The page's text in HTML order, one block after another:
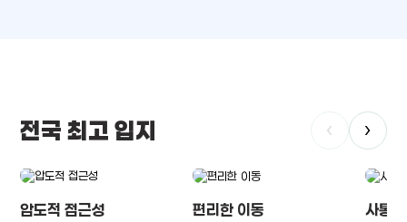
전국 최고 입지 ‹ ›
압도적 접근성 편리한 이동 사통